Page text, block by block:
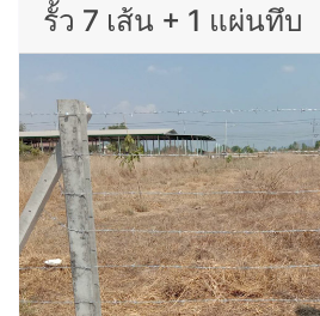
รั้ว 7 เส้น + 1 แผ่นทึบ